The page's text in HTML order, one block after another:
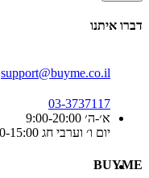
דברו איתנו
support@buyme.co.il
03-3737117
א׳-ה׳ 9:00-20:00
יום ו׳ וערבי חג 9:00-15:00
BUYME